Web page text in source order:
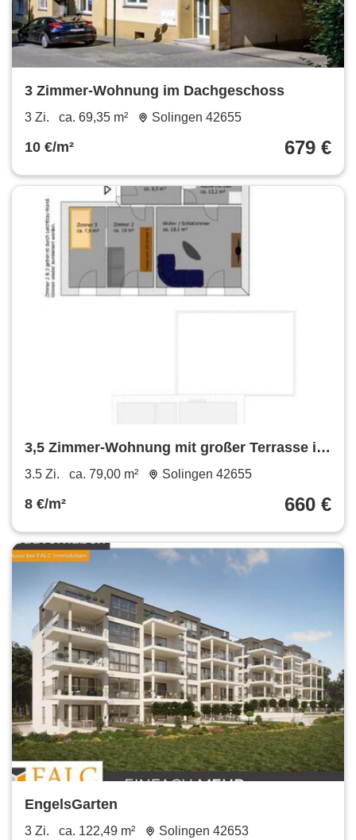
3 Zimmer-Wohnung im Dachgeschoss
3 Zi. ca. 69,35 m² Solingen 42655
10 €/m² 679 €
3,5 Zimmer-Wohnung mit großer Terrasse in
42655 Solingen
3.5 Zi. ca. 79,00 m² Solingen 42655
8 €/m² 660 €
EngelsGarten
3 Zi. ca. 122,49 m² Solingen 42653